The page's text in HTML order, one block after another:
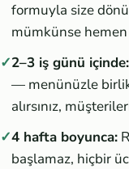
formuyla size
mümkünse
2–3 iş günü içinde:
— menünüzle
alırsınız,
4 hafta boyunca:
başlamaz, hiçbir